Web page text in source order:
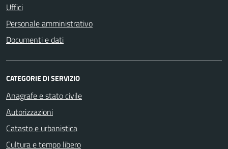
Uffici
Personale amministrativo
Documenti e dati
CATEGORIE DI SERVIZIO
Anagrafe e stato civile
Autorizzazioni
Catasto e urbanistica
Cultura e tempo libero